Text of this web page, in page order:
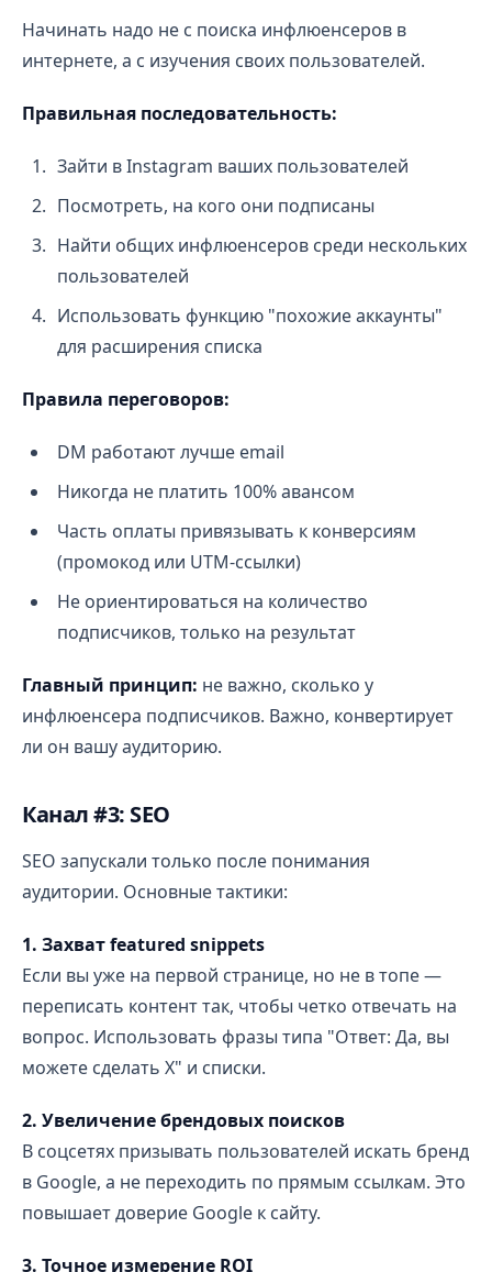
Начинать надо не с поиска инфлюенсеров в
интернете, а с изучения своих пользователей.
Правильная последовательность:
Зайти в Instagram ваших пользователей
Посмотреть, на кого они подписаны
Найти общих инфлюенсеров среди нескольких
пользователей
Использовать функцию "похожие аккаунты"
для расширения списка
Правила переговоров:
DM работают лучше email
Никогда не платить 100% авансом
Часть оплаты привязывать к конверсиям
(промокод или UTM-ссылки)
Не ориентироваться на количество
подписчиков, только на результат
Главный принцип: не важно, сколько у
инфлюенсера подписчиков. Важно, конвертирует
ли он вашу аудиторию.
Канал #3: SEO
SEO запускали только после понимания
аудитории. Основные тактики:
1. Захват featured snippets
Если вы уже на первой странице, но не в топе —
переписать контент так, чтобы четко отвечать на
вопрос. Использовать фразы типа "Ответ: Да, вы
можете сделать X" и списки.
2. Увеличение брендовых поисков
В соцсетях призывать пользователей искать бренд
в Google, а не переходить по прямым ссылкам. Это
повышает доверие Google к сайту.
3. Точное измерение ROI